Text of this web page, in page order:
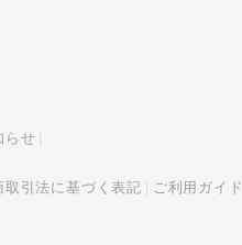
らせ
取引法に基づく表記 ご利用ガイド